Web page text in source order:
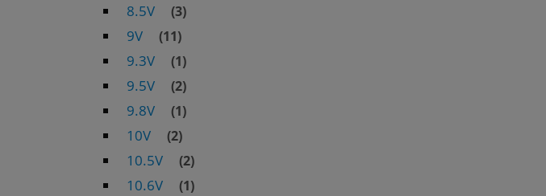
8.5V (3)
9V (11)
9.3V (1)
9.5V (2)
9.8V (1)
10V (2)
10.5V (2)
10.6V (1)